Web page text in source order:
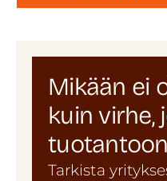
Mikään ei
kuin virhe,
tuotantoon
Tarkista